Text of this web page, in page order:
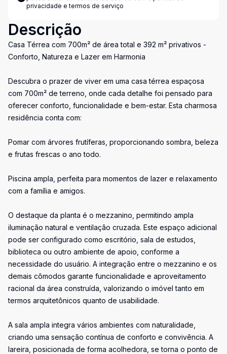
privacidade e termos de serviço
Descrição
Casa Térrea com 700m² de área total e 392 m² privativos -
Conforto, Natureza e Lazer em Harmonia
Descubra o prazer de viver em uma casa térrea espaçosa
com 700m² de terreno, onde cada detalhe foi pensado para
oferecer conforto, funcionalidade e bem-estar. Esta charmosa
residência conta com:
Pomar com árvores frutíferas, proporcionando sombra, beleza
e frutas frescas o ano todo.
Piscina ampla, perfeita para momentos de lazer e relaxamento
com a família e amigos.
O destaque da planta é o mezzanino, permitindo ampla
iluminação natural e ventilação cruzada. Este espaço adicional
pode ser configurado como escritório, sala de estudos,
biblioteca ou outro ambiente de apoio, conforme a
necessidade do usuário. A integração entre o mezzanino e os
demais cômodos garante funcionalidade e aproveitamento
racional da área construída, valorizando o imóvel tanto em
termos arquitetônicos quanto de usabilidade.
A sala ampla integra vários ambientes com naturalidade,
criando uma sensação contínua de conforto e convivência. A
lareira, posicionada de forma acolhedora, se torna o ponto de